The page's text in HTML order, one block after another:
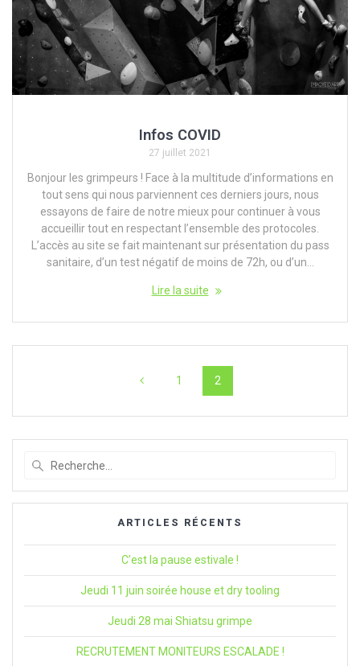
Infos COVID
27 juillet 2021
Bonjour les grimpeurs ! Face à la multitude d’informations en
tout sens qui nous parviennent ces derniers jours, nous
essayons de faire de notre mieux pour continuer à vous
accueillir tout en respectant l’ensemble des protocoles.
L’accès au site se fait maintenant sur présentation du pass
sanitaire, d’un test négatif de moins de 72h, ou d’un…
Lire la suite
des
articles
Page
1 Page
2
:
ARTICLES RÉCENTS
C’est la pause estivale !
Jeudi 11 juin soirée house et dry tooling
Jeudi 28 mai Shiatsu grimpe
RECRUTEMENT MONITEURS ESCALADE !